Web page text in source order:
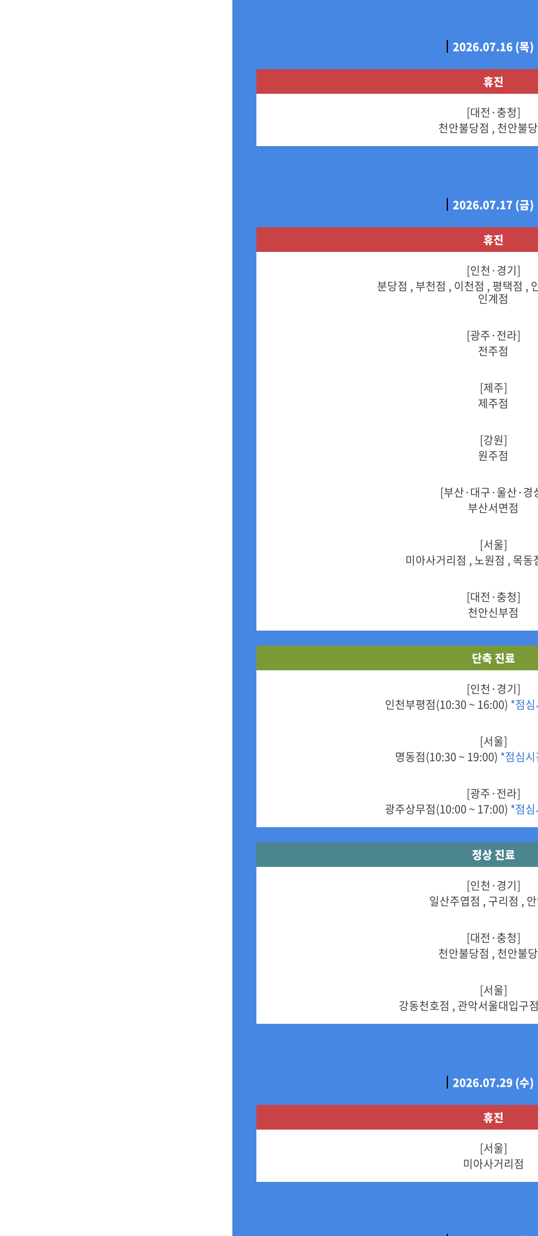
2026.07.16 (목)
휴진
[대전·충청]
천안불당점 , 천안불
2026.07.17 (금)
휴진
[인천·경기]
분당점 , 부천점 , 이천점 , 평택점 ,
인계점
[광주·전라]
전주점
[제주]
제주점
[강원]
원주점
[부산·대구·울산·경
부산서면점
[서울]
미아사거리점 , 노원점 , 목동
[대전·충청]
천안신부점
단축 진료
[인천·경기]
인천부평점(10:30 ~ 16:00) *점
[서울]
명동점(10:30 ~ 19:00) *점심
[광주·전라]
광주상무점(10:00 ~ 17:00) *점
정상 진료
[인천·경기]
일산주엽점 , 구리점 ,
[대전·충청]
천안불당점 , 천안불
[서울]
강동천호점 , 관악서울대입구
2026.07.29 (수)
휴진
[서울]
미아사거리점